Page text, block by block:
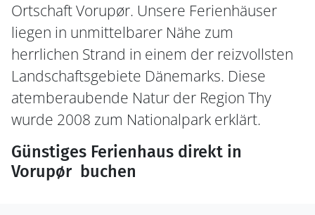
Ortschaft Vorupør. Unsere Ferienhäuser
liegen in unmittelbarer Nähe zum
herrlichen Strand in einem der reizvollsten
Landschaftsgebiete Dänemarks. Diese
atemberaubende Natur der Region Thy
wurde 2008 zum Nationalpark erklärt.
Günstiges Ferienhaus direkt in
Vorupør buchen